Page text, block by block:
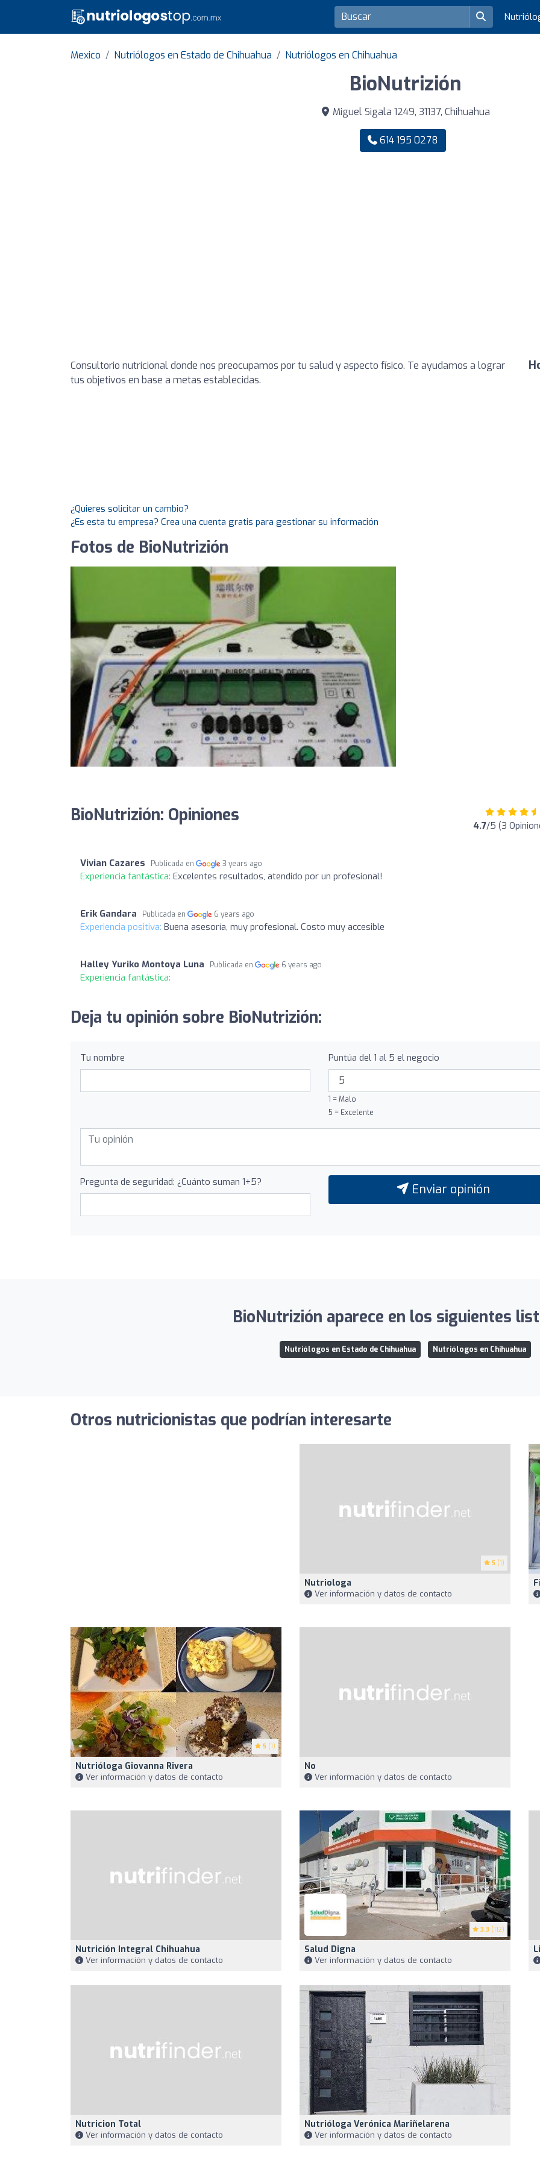
Mexico Nutriólogos en Estado de Chihuahua Nutriólogos en Chihuahua
BioNutrizión
Miguel Sigala 1249, 31137, Chihuahua
614 195 0278
Consultorio nutricional donde nos preocupamos por tu salud y aspecto físico. Te ayudamos a lograr
tus objetivos en base a metas establecidas.
¿Quieres solicitar un cambio?
¿Es esta tu empresa? Crea una cuenta gratis para gestionar su información
Fotos de BioNutrizión
BioNutrizión: Opiniones 4.7/5 (3
Vivian Cazares Publicada en 3 years ago
Experiencia fantástica: Excelentes resultados, atendido por un profesional!
Erik Gandara Publicada en 6 years ago
Experiencia positiva: Buena asesoría, muy profesional. Costo muy accesible
Halley Yuriko Montoya Luna Publicada en 6 years ago
Experiencia fantástica:
Deja tu opinión sobre BioNutrizión:
Tu nombre Puntúa del 1 al 5 el negocio
1 = Malo
5 = Excelente
Pregunta de seguridad: ¿Cuánto suman 1+5? Enviar opinión
BioNutrizión aparece en los siguientes
Nutriólogos en Estado de Chihuahua Nutriólogos en Chihuahua
Otros nutricionistas que podrían interesarte
5 (1)
Nutriologa
Ver información y datos de contacto
5 (1)
Nutrióloga Giovanna Rivera
Ver información y datos de contacto
No
Ver información y datos de contacto
Nutrición Integral Chihuahua
Ver información y datos de contacto
3.3 (112)
Salud Digna
Ver información y datos de contacto
Nutricion Total
Ver información y datos de contacto
Nutrióloga Verónica Mariñelarena
Ver información y datos de contacto